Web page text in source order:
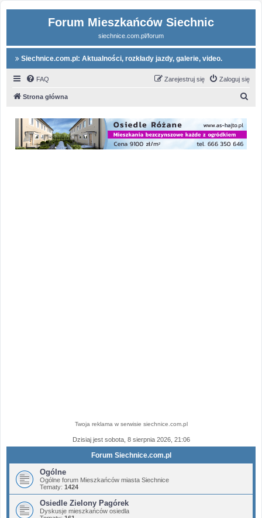
Forum Mieszkańców Siechnic
siechnice.com.pl/forum
Siechnice.com.pl: Aktualności, rozkłady jazdy, galerie, video.
FAQ Zaloguj się
Zarejestruj się
Strona główna
Twoja reklama w serwisie siechnice.com.pl
Dzisiaj jest sobota, 8 sierpnia 2026, 21:06
Forum Siechnice.com.pl
Ogólne
Ogólne forum Mieszkańców miasta Siechnice
Tematy: 1424
Osiedle Zielony Pagórek
Dyskusje mieszkańców osiedla